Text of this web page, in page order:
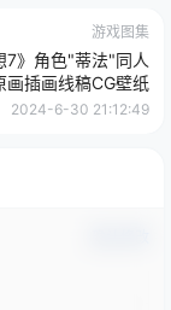
游戏图集
7》角色"蒂法"同人
画插画线稿CG壁纸
2024-6-30 21:12:49